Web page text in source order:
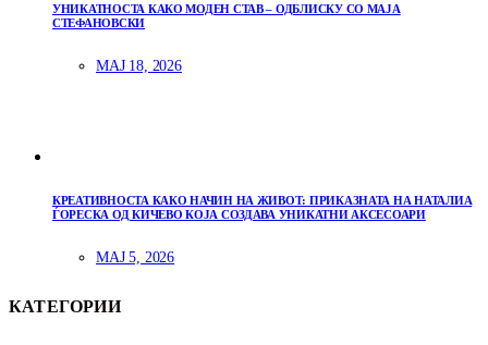
УНИКАТНОСТА КАКО МОДЕН СТАВ – ОДБЛИСКУ СО МАЈА
СТЕФАНОВСКИ
МАЈ 18, 2026
КРЕАТИВНОСТА КАКО НАЧИН НА ЖИВОТ: ПРИКАЗНАТА НА НАТАЛИА
ЃОРЕСКА ОД КИЧЕВО КОЈА СОЗДАВА УНИКАТНИ АКСЕСОАРИ
МАЈ 5, 2026
КАТЕГОРИИ